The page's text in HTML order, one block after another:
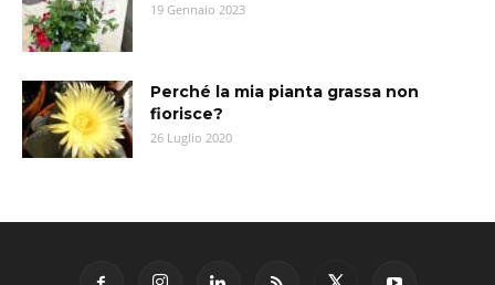
19 Gennaio 2023
Perché la mia pianta grassa non
fiorisce?
26 Luglio 2020